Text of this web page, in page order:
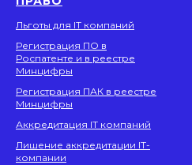
Льготы для IT компаний
Регистрация ПО в
Роспатенте и в реестре
Минцифры
Регистрация ПАК в реестре
Минцифры
Аккредитация IT компаний
Лишение аккредитации IT-
компании